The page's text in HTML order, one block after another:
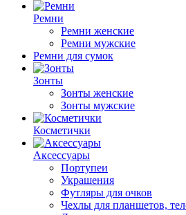
Ремни
Ремни женские
Ремни мужские
Ремни для сумок
Зонты
Зонты женские
Зонты мужские
Косметички
Аксессуары
Портупеи
Украшения
Футляры для очков
Чехлы для планшетов,